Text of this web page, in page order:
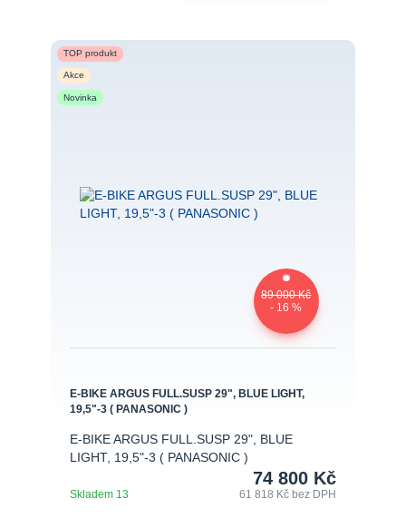
TOP produkt
Akce
Novinka
89 000 Kč
- 16 %
E-BIKE ARGUS FULL.SUSP 29", BLUE LIGHT,
19,5"-3 ( PANASONIC )
E-BIKE ARGUS FULL.SUSP 29", BLUE
LIGHT, 19,5"-3 ( PANASONIC )
74 800 Kč
61 818 Kč bez DPH
Skladem 13